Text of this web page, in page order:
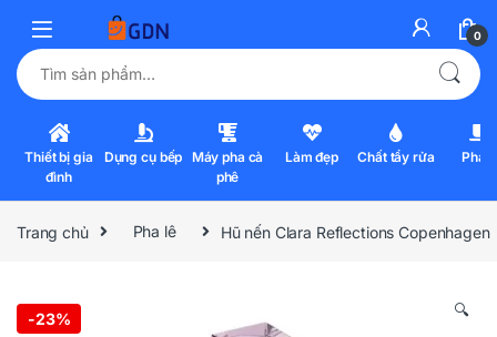
0
Tìm kiếm:
Thiết bị gia
đình
Dụng cụ bếp Máy pha cà
phê
Làm đẹp Chất tẩy rửa Pha
Trang chủ Pha lê Hũ nến Clara Reflections Copenhagen
-23% 🔍